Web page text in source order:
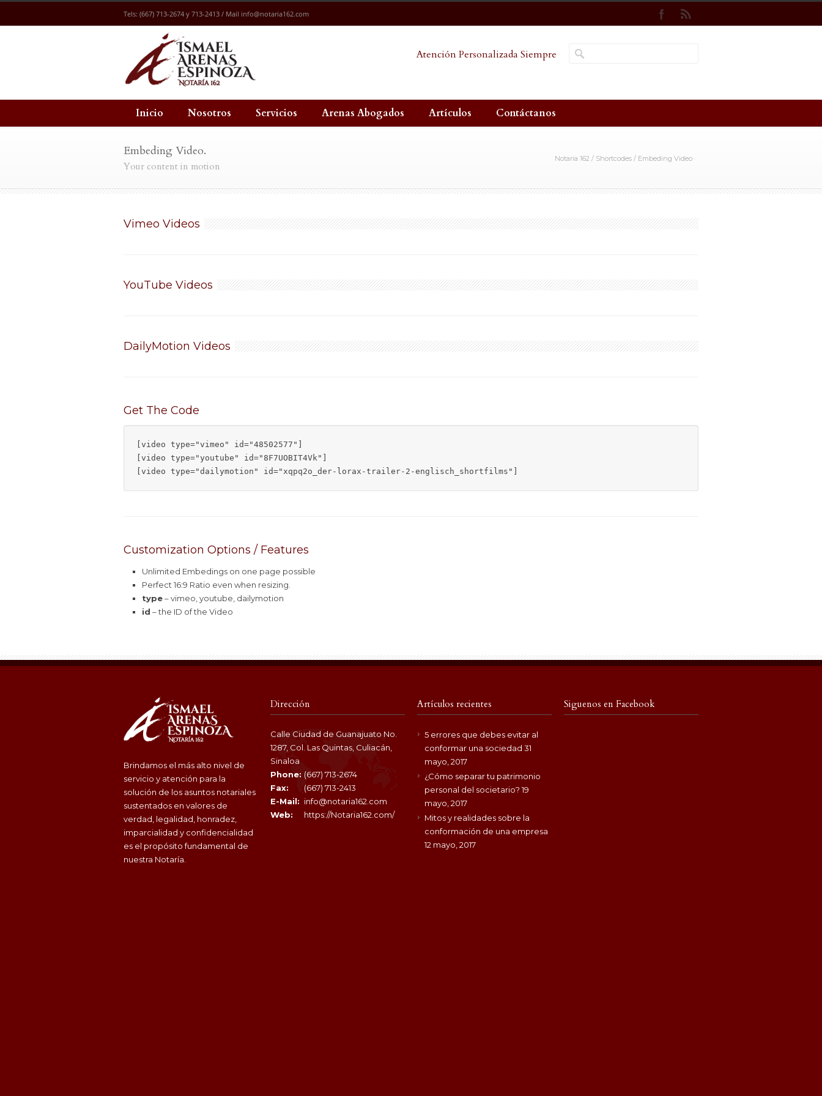
Tels: (667) 713-2674 y 713-2413 / Mail info@notaria162.com
Atención Personalizada Siempre
Inicio Nosotros Servicios Arenas Abogados Artículos Contáctanos
Embeding Video.
Your content in motion
Notaria 162 / Shortcodes / Embeding Video
Vimeo Videos
YouTube Videos
DailyMotion Videos
Get The Code
[video type="vimeo" id="48502577"]
[video type="youtube" id="8F7UOBIT4Vk"]
[video type="dailymotion" id="xqpq2o_der-lorax-trailer-2-englisch_shortfilms"]
Customization Options / Features
Unlimited Embedings on one page possible
Perfect 16:9 Ratio even when resizing.
type– vimeo, youtube, dailymotion
id – the ID of the Video
Brindamos el más alto nivel de
servicio y atención para la
solución de los asuntos notariales
sustentados en valores de
verdad, legalidad, honradez,
imparcialidad y confidencialidad
es el propósito fundamental de
nuestra Notaría.
Dirección
Calle Ciudad de Guanajuato No.
1287, Col. Las Quintas, Culiacán,
Sinaloa
Phone:(667) 713-2674
Fax:
(667) 713-2413
E-Mail: info@notaria162.com
Web:
https://Notaria162.com/
Artículos recientes
5 errores que debes evitar al
conformar una sociedad 31
mayo, 2017
¿Cómo separar tu patrimonio
personal del societario? 19
mayo, 2017
Mitos y realidades sobre la
conformación de una empresa
12 mayo, 2017
Siguenos en Facebook